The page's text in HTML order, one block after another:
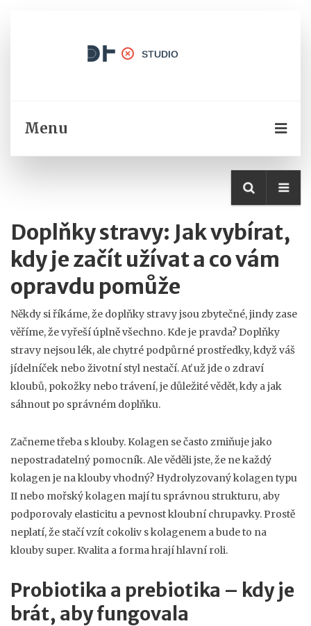
Menu
Doplňky stravy: Jak vybírat,
kdy je začít užívat a co vám
opravdu pomůže
Někdy si říkáme, že doplňky stravy jsou zbytečné, jindy zase
věříme, že vyřeší úplně všechno. Kde je pravda? Doplňky
stravy nejsou lék, ale chytré podpůrné prostředky, když váš
jídelníček nebo životní styl nestačí. Ať už jde o zdraví
kloubů, pokožky nebo trávení, je důležité vědět, kdy a jak
sáhnout po správném doplňku.
Začneme třeba s klouby. Kolagen se často zmiňuje jako
nepostradatelný pomocník. Ale věděli jste, že ne každý
kolagen je na klouby vhodný? Hydrolyzovaný kolagen typu
II nebo mořský kolagen mají tu správnou strukturu, aby
podporovaly elasticitu a pevnost kloubní chrupavky. Prostě
neplatí, že stačí vzít cokoliv s kolagenem a bude to na
klouby super. Kvalita a forma hrají hlavní roli.
Probiotika a prebiotika – kdy je
brát, aby fungovala